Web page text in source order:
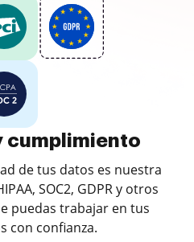
cumplimiento
de tus datos es nuestra
SOC2, GDPR y otros
puedas trabajar en tus
con confianza.